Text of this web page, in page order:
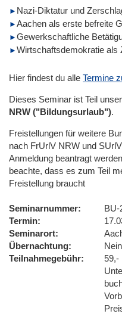
Nazi-Diktatur und
Aachen als erste befreite
Gewerkschaftliche
Wirtschaftsdemokratie als
Hier findest du alle Termine
Dieses Seminar ist Teil
NRW ("Bildungsurlaub").
Freistellungen für weitere
nach FrUrlV NRW und
Anmeldung beantragt
beachte, dass es zum Teil
Freistellung braucht
Seminarnummer
BU-
Termin
Seminarort
Übernachtung
Nein
Teilnahmegebühr
59,-